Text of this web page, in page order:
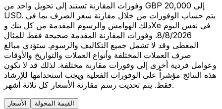
وفورات المقارنة تستند إلى تحويل واحد من GBP 20,000 إلى
USD. يتم حساب الوفورات من خلال مقارنة سعر الصرف بما في
ذلك الهوامش والرسوم المقدمة من كل بنك وXe في نفس اليوم
8/8/2026. وفورات المقارنة المقدمة صحيحة فقط للمثال
المعطى وقد لا تشمل جميع التكاليف والرسوم. ستؤدي مبالغ
صرف العملات المختلفة وأنواع العملات والتواريخ والأوقات
وعوامل فردية أخرى إلى وفورات مقارنة مختلفة. لذلك قد لا تكون
هذه النتائج مؤشراً على الوفورات الفعلية ويجب استخدامها للإرشاد
فقط. يتم تحديث رسم مقارنة الأسعار كل ثلاثة أشهر.
الأسعار القيمة المحولة